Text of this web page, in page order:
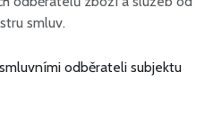
smluv.
odběrateli subjektu